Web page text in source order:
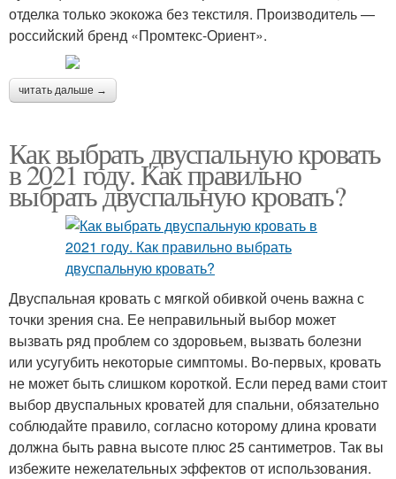
отделка только экокожа без текстиля. Производитель —
российский бренд «Промтекс-Ориент».
читать дальше →
Как выбрать двуспальную кровать
в 2021 году. Как правильно
выбрать двуспальную кровать?
Двуспальная кровать с мягкой обивкой очень важна с
точки зрения сна. Ее неправильный выбор может
вызвать ряд проблем со здоровьем, вызвать болезни
или усугубить некоторые симптомы. Во-первых, кровать
не может быть слишком короткой. Если перед вами стоит
выбор двуспальных кроватей для спальни, обязательно
соблюдайте правило, согласно которому длина кровати
должна быть равна высоте плюс 25 сантиметров. Так вы
избежите нежелательных эффектов от использования.